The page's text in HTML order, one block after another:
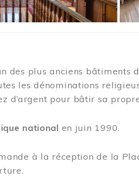
des plus anciens bâtiments
les dénominations
d’argent pour bâtir sa
national en juin 1990.
à la réception de la